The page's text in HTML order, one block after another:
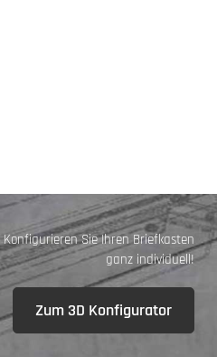
Konfigurieren Sie Ihren Briefkasten
ganz individuell!
Zum 3D Konfigurator